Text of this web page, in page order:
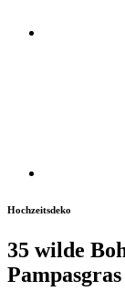
Hochzeitsdeko
35 wilde
Pampasgras